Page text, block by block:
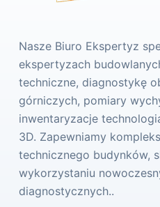
Nasze Biuro Ekspertyz
ekspertyzach
techniczne, diagnostykę
górniczych, pomiary
inwentaryzacje
3D. Zapewniamy
technicznego budynków,
wykorzystaniu
diagnostycznych..